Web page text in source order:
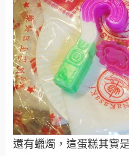
還有蠟燭，這蛋糕其實